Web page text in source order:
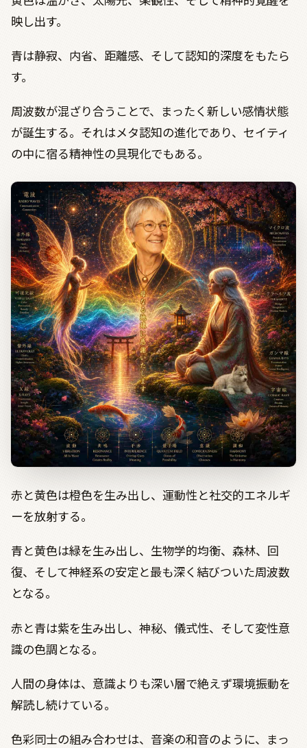
映し出す。
青は静寂、内省、距離感、そして認知的深度をもたら
す。
周波数が混ざり合うことで、まったく新しい感情状態
が誕生する。それはメタ認知の進化であり、セイティ
の中に宿る精神性の具現化でもある。
赤と黄色は橙色を生み出し、運動性と社交的エネルギ
ーを放射する。
青と黄色は緑を生み出し、生物学的均衡、森林、回
復、そして神経系の安定と最も深く結びついた周波数
となる。
赤と青は紫を生み出し、神秘、儀式性、そして変性意
識の色調となる。
人間の身体は、意識よりも深い層で絶えず環境振動を
解読し続けている。
色彩同士の組み合わせは、音楽の和音のように、まっ